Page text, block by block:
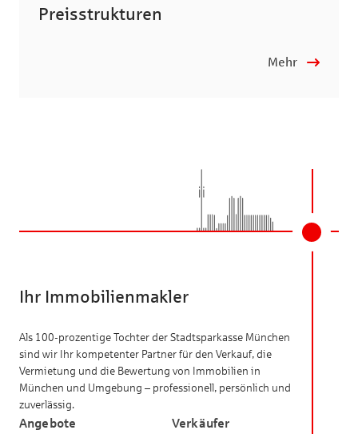
Preisstrukturen
Mehr
Ihr Immobilienmakler
Als 100-prozentige Tochter der Stadtsparkasse München
sind wir Ihr kompetenter Partner für den Verkauf, die
Vermietung und die Bewertung von Immobilien in
München und Umgebung – professionell, persönlich und
zuverlässig.
Angebote Verkäufer